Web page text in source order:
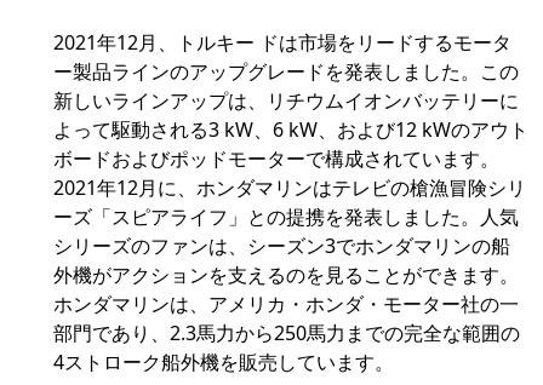
2021年12月、トルキー ドは市場をリードするモータ
ー製品ラインのアップグレードを発表しました。この
新しいラインアップは、リチウムイオンバッテリーに
よって駆動される3 kW、6 kW、および12 kWのアウト
ボードおよびポッドモーターで構成されています。
2021年12月に、ホンダマリンはテレビの槍漁冒険シリ
ーズ「スピアライフ」との提携を発表しました。人気
シリーズのファンは、シーズン3でホンダマリンの船
外機がアクションを支えるのを見ることができます。
ホンダマリンは、アメリカ・ホンダ・モーター社の一
部門であり、2.3馬力から250馬力までの完全な範囲の
4ストローク船外機を販売しています。